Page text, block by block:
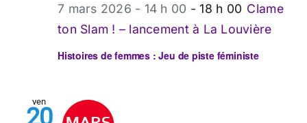
Histoires de femmes : Jeu de piste féministe
7 mars 2026 - 14 h 00 -18 h 00 Clame
ton Slam ! – lancement à La Louvière
ven